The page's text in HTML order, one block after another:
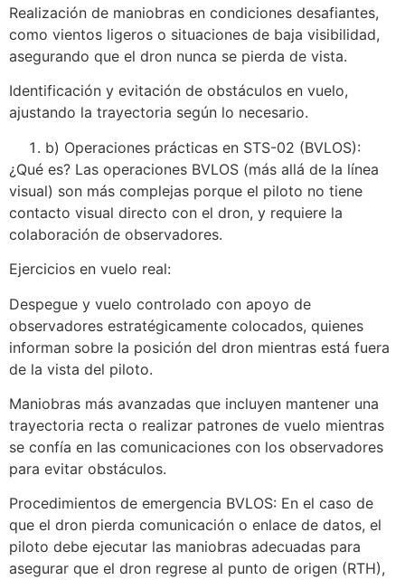
Realización de maniobras en condiciones desafiantes,
como vientos ligeros o situaciones de baja visibilidad,
asegurando que el dron nunca se pierda de vista.
Identificación y evitación de obstáculos en vuelo,
ajustando la trayectoria según lo necesario.
b) Operaciones prácticas en STS-02 (BVLOS):
¿Qué es? Las operaciones BVLOS (más allá de la línea
visual) son más complejas porque el piloto no tiene
contacto visual directo con el dron, y requiere la
colaboración de observadores.
Ejercicios en vuelo real:
Despegue y vuelo controlado con apoyo de
observadores estratégicamente colocados, quienes
informan sobre la posición del dron mientras está fuera
de la vista del piloto.
Maniobras más avanzadas que incluyen mantener una
trayectoria recta o realizar patrones de vuelo mientras
se confía en las comunicaciones con los observadores
para evitar obstáculos.
Procedimientos de emergencia BVLOS: En el caso de
que el dron pierda comunicación o enlace de datos, el
piloto debe ejecutar las maniobras adecuadas para
asegurar que el dron regrese al punto de origen (RTH),